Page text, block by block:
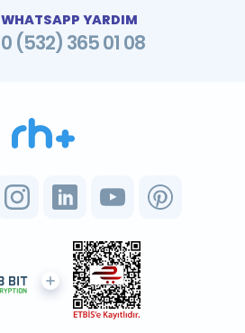
WHATSAPP YARDIM
0 (532) 365 01 08